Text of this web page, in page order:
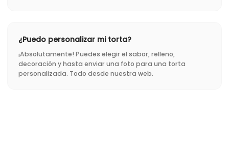
¿Puedo personalizar mi torta?
¡Absolutamente! Puedes elegir el sabor, relleno,
decoración y hasta enviar una foto para una torta
personalizada. Todo desde nuestra web.